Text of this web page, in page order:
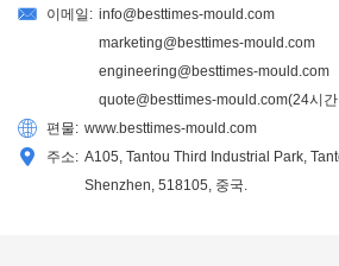
이메일: info@besttimes-mould.com
marketing@besttimes-mould.com
engineering@besttimes-mould.com
quote@besttimes-mould.com(24시
편물: www.besttimes-mould.com
주소: A105, Tantou Third Industrial Park,
Shenzhen, 518105, 중국.